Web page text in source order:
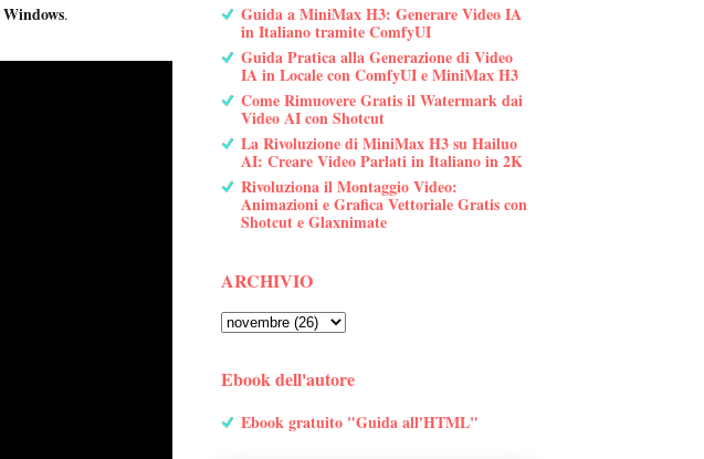
Windows. Guida a MiniMax H3: Generare Video IA
in Italiano tramite ComfyUI
Guida Pratica alla Generazione di Video
IA in Locale con ComfyUI e MiniMax H3
Come Rimuovere Gratis il Watermark dai
Video AI con Shotcut
La Rivoluzione di MiniMax H3 su Hailuo
AI: Creare Video Parlati in Italiano in 2K
Rivoluziona il Montaggio Video:
Animazioni e Grafica Vettoriale Gratis con
Shotcut e Glaxnimate
ARCHIVIO
Ebook dell'autore
Ebook gratuito "Guida all'HTML"